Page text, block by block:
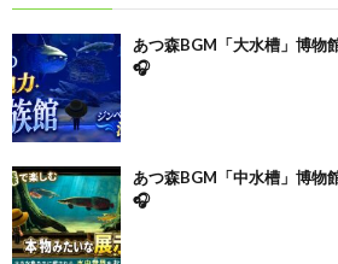
あつ森BGM「大水槽」博
🎧
あつ森BGM「中水槽」博
🎧